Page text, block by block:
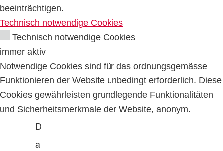
beeinträchtigen.
Technisch notwendige Cookies
Technisch notwendige Cookies
immer aktiv
Notwendige Cookies sind für das ordnungsgemässe
Funktionieren der Website unbedingt erforderlich. Diese
Cookies gewährleisten grundlegende Funktionalitäten
und Sicherheitsmerkmale der Website, anonym.
D
a